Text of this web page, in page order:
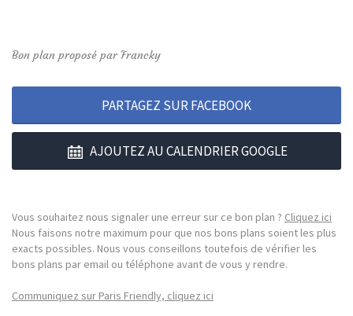
Bon plan proposé par Francky
PARTAGEZ SUR FACEBOOK
AJOUTEZ AU CALENDRIER GOOGLE
Vous souhaitez nous signaler une erreur sur ce bon plan ? Cliquez ici
Nous faisons notre maximum pour que nos bons plans soient les plus
exacts possibles. Nous vous conseillons toutefois de vérifier les
bons plans par email ou téléphone avant de vous y rendre.
Communiquez sur Paris Friendly, cliquez ici